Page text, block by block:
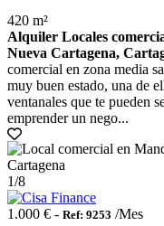
420 m²
Alquiler Locales
Nueva Cartagena,
comercial en zona media
muy buen estado, una de
ventanales que te pueden
emprender un nego...
1/8
1.000 € - Ref: 9253 /Mes